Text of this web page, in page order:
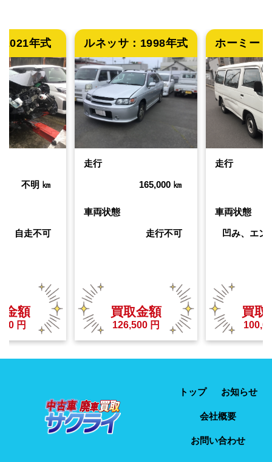
2021年式
不明 ㎞
、自走不可
金額
円
ルネッサ： 1998年式
走行
165,000 ㎞
車両状態
走行不可
買取金額
126,500 円
ホーミー：
走行
車両状態
凹み、エン
買取
トップ お知らせ
会社概要
お問い合わせ